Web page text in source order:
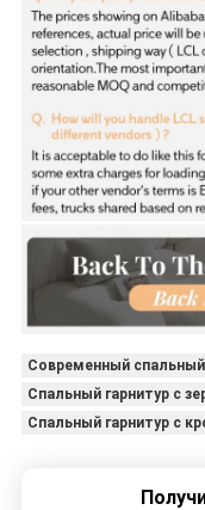
Современный
Спальный гарнитур с
Спальный гарнитур с